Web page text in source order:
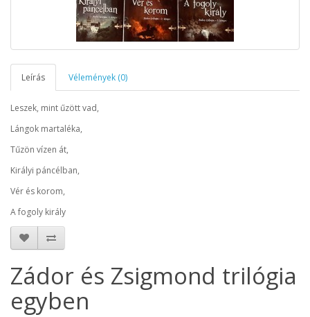
Leírás Vélemények (0)
Leszek, mint űzött vad,
Lángok martaléka,
Tűzön vízen át,
Királyi páncélban,
Vér és korom,
A fogoly király
Zádor és Zsigmond trilógia
egyben